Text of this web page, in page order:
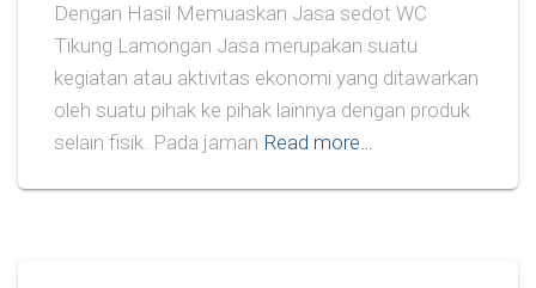
Dengan Hasil Memuaskan Jasa sedot WC
Tikung Lamongan Jasa merupakan suatu
kegiatan atau aktivitas ekonomi yang ditawarkan
oleh suatu pihak ke pihak lainnya dengan produk
selain fisik. Pada jaman Read more…